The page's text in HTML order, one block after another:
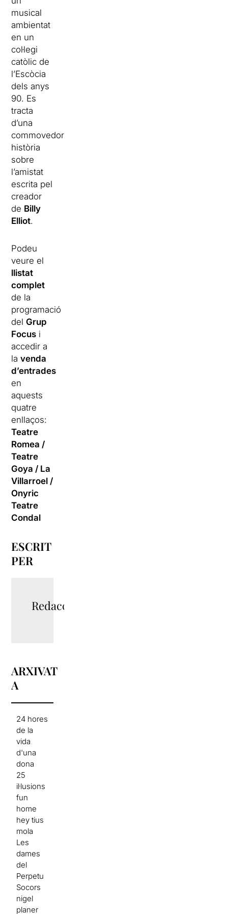
musical
ambientat
en un
col·legi
catòlic de
l’Escòcia
dels anys
90. Es
tracta
d’una
commovedora
història
sobre
l’amistat
escrita pel
creador
de Billy
Elliot.
Podeu
veure el
llistat
complet
de la
programació
delGrup
Focus i
accedir a
lavenda
d’entrades
en
aquests
quatre
enllaços:
Teatre
Romea /
Teatre
Goya / La
Villarroel /
Onyric
Teatre
Condal
ESCRIT
PER
Redacció
ARXIVAT
A
24 hores
de la
vida
d'una
dona
25
il·lusions
fun
home
hey tius
mola
Les
dames
del
Perpetu
Socors
nigel
planer